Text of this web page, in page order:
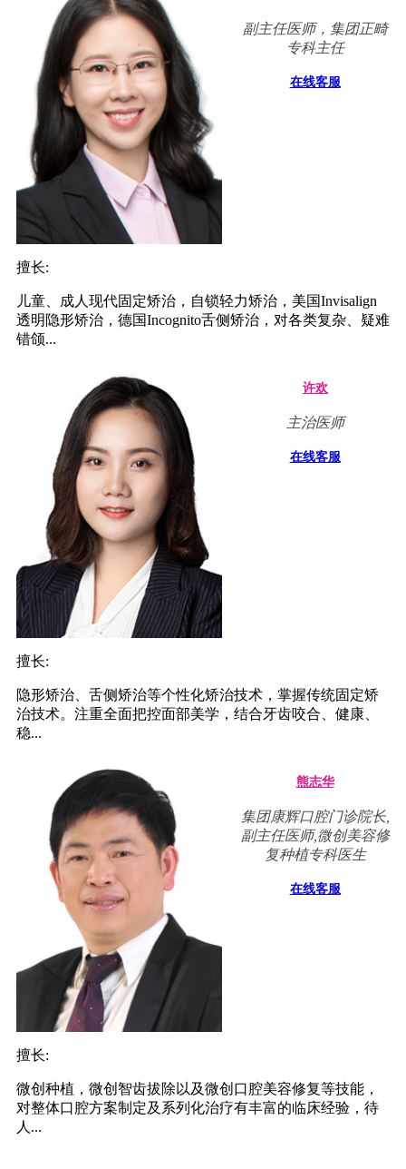
副主任医师，集团正畸
专科主任
在线客服
擅长:
儿童、成人现代固定矫治，自锁轻力矫治，美国Invisalign
透明隐形矫治，德国Incognito舌侧矫治，对各类复杂、疑难
错颌...
许欢
主治医师
在线客服
擅长:
隐形矫治、舌侧矫治等个性化矫治技术，掌握传统固定矫
治技术。注重全面把控面部美学，结合牙齿咬合、健康、
稳...
熊志华
集团康辉口腔门诊院长,
副主任医师,微创美容修
复种植专科医生
在线客服
擅长:
微创种植，微创智齿拔除以及微创口腔美容修复等技能，
对整体口腔方案制定及系列化治疗有丰富的临床经验，待
人...